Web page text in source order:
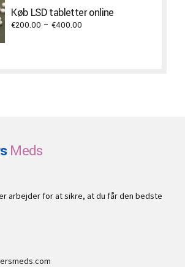
through
€1,400.00
Køb LSD tabletter online
€200.00 – €400.00
Meds
arbejder for at sikre, at du får den bedste